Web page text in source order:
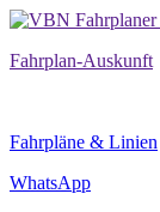
Fahrplan-Auskunft
Fahrpläne & Linien
WhatsApp